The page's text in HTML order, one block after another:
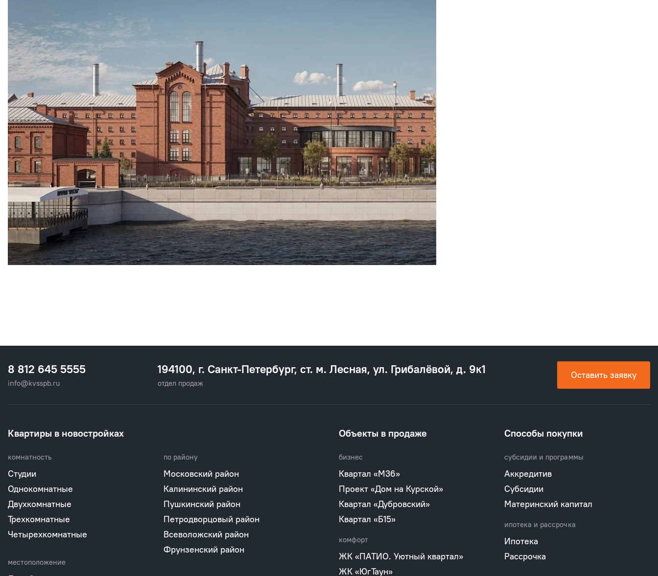
8 812 645 5555
info@kvsspb.ru
194100, г. Санкт‐Петербург, ст. м. Лесная, ул. Грибалёвой, д. 9к1
отдел продаж
Оставить заявку
Квартиры в новостройках
комнатность
Студии
Однокомнатные
Двухкомнатные
Трехкомнатные
Четырехкомнатные
местоположение
по району
Московский район
Калининский район
Пушкинский район
Петродворцовый район
Всеволожский район
Фрунзенский район
Объекты в продаже
бизнес
Квартал «М36»
Проект «Дом на Курской»
Квартал «Дубровский»
Квартал «Б15»
комфорт
ЖК «ПАТИО. Уютный квартал»
ЖК «ЮгТаун»
Способы покупки
субсидии и программы
Аккредитив
Субсидии
Материнский капитал
ипотека и рассрочка
Ипотека
Рассрочка